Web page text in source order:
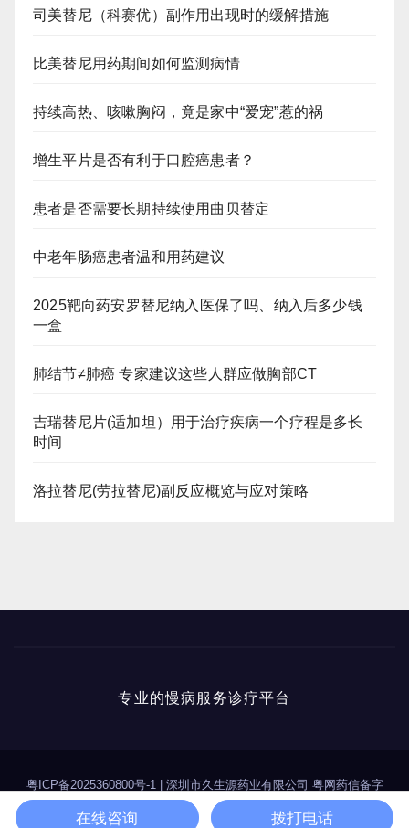
司美替尼（科赛优）副作用出现时的缓解措施
比美替尼用药期间如何监测病情
持续高热、咳嗽胸闷，竟是家中“爱宠”惹的祸
增生平片是否有利于口腔癌患者？
患者是否需要长期持续使用曲贝替定
中老年肠癌患者温和用药建议
2025靶向药安罗替尼纳入医保了吗、纳入后多少钱
一盒
肺结节≠肺癌 专家建议这些人群应做胸部CT
吉瑞替尼片(适加坦）用于治疗疾病一个疗程是多长
时间
洛拉替尼(劳拉替尼)副反应概览与应对策略
专业的慢病服务诊疗平台
粤ICP备2025360800号-1
深圳市久生源药业有限公司 粤网药信备字
（2025）第00114号
在线咨询 拨打电话